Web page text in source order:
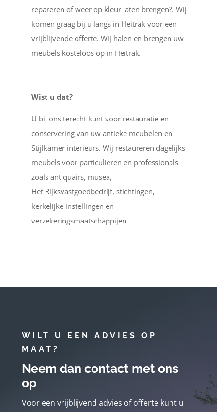
repareren of weer op kleur laten brengen?. Wij
komen graag bij u langs in Heitrak voor een
vrijblijvende offerte. Wij halen en brengen uw
meubels kosteloos op in Heitrak.
Wist u dat?
U bij ons terecht kunt voor restauratie en
conservering van uw antieke meubelen en
Stijlkamer interieurs. Wij restaureren dagelijks
meubels voor particulieren en professionals
zoals antiquairs, musea,
Het Rijksvastgoedbedrijf, stichtingen,
kerkelijke instellingen en
verzekeringsmaatschappijen.
WILT U EEN ADVIES OP
MAAT?
Neem dan contact met ons
op
Voor een vrijblijvend advies of offerte kunt u